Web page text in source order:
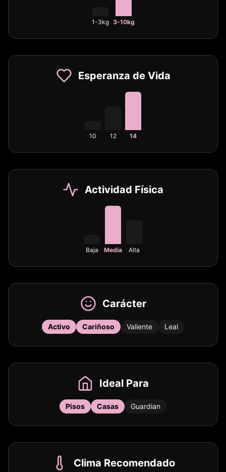
1-3kg 3-10kg
Esperanza de Vida
10 12 14
Actividad Física
Baja Media Alta
Carácter
Activo Cariñoso Valiente Leal
Ideal Para
Pisos Casas Guardian
Clima Recomendado